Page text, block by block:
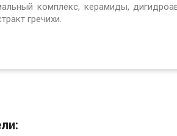
комплекс, керамиды,
гречихи.